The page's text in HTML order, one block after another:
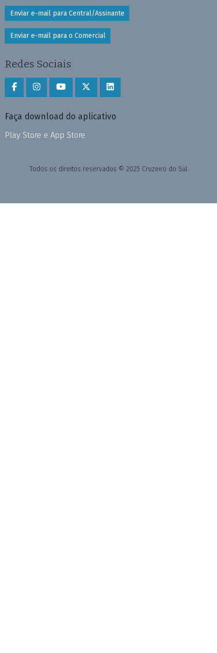
Enviar e-mail para Central/Assinante
Enviar e-mail para o Comercial
Redes Sociais
Faça download do aplicativo
Play Store e App Store
Todos os direitos reservados © 2025 Cruzeiro do Sul